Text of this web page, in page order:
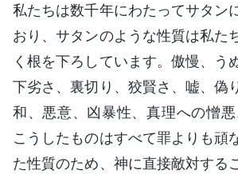
私たちは数千年にわたってサタン
おり、サタンのような性質は私た
く根を下ろしています。傲慢、う
下劣さ、裏切り、狡賢さ、嘘、偽
和、悪意、凶暴性、真理への憎
こうしたものはすべて罪よりも頑
た性質のため、神に直接敵対する